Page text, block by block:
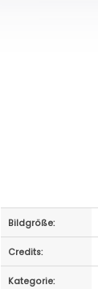
Bildgröße:
Credits:
Kategorie: